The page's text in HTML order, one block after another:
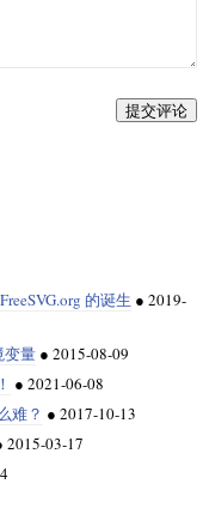
提交评论
的诞生 ● 2019-
变量 ● 2015-08-09
● 2021-06-08
难？ ● 2017-10-13
2015-03-17